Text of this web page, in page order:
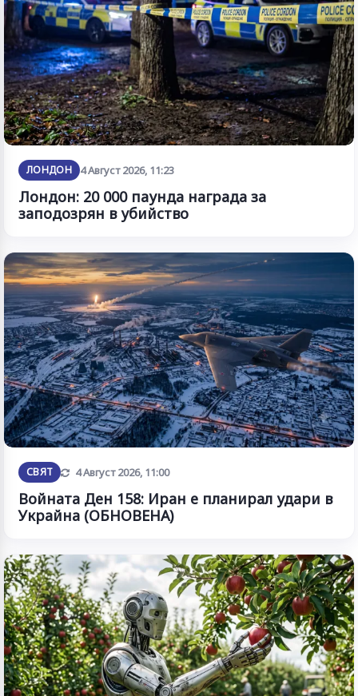
ЛОНДОН 4 Август 2026, 11:23
Лондон: 20 000 паунда награда за
заподозрян в убийство
СВЯТ Обновена
4 Август 2026, 11:00
Войната Ден 158: Иран е планирал удари в
Украйна (ОБНОВЕНА)